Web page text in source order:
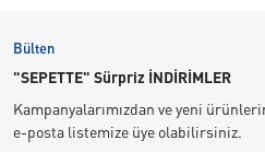
Bülten
"SEPETTE" Sürpriz İNDİRİMLER
Kampanyalarımızdan ve yeni
e-posta listemize üye olabilirsiniz.